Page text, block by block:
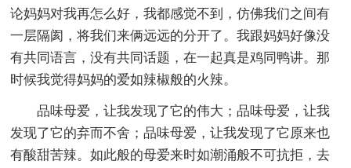
论妈妈对我再怎么好，我都感觉不到，仿佛我们之间有
一层隔阂，将我们来俩远远的分开了。我跟妈妈好像没
有共同语言，没有共同话题，在一起真是鸡同鸭讲。那
时候我觉得妈妈的爱如辣椒般的火辣。
品味母爱，让我发现了它的伟大；品味母爱，让我
发现了它的弃而不舍；品味母爱，让我发现了它原来也
有酸甜苦辣。如此般的母爱来时如潮涌般不可抗拒，去